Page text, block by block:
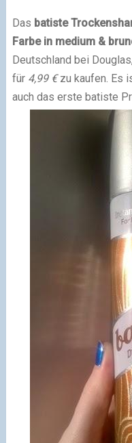
Das batiste
Farbe in medium &
Deutschland bei
für 4,99 €zu kaufen. Es
auch das erste batiste